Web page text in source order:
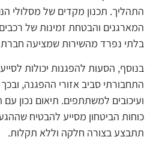
התהליך. תכנון מקדים של מסלולי
המארגנים והבטחת זמינות של
בלתי נפרד מהשירות שמציעה
בנוסף, הסעות להפגנות יכולות
התחבורתי סביב אזורי ההפגנה,
ועיכובים למשתתפים. תיאום נכון עם
כוחות הביטחון מסייע להבטיח
תתבצע בצורה חלקה וללא תקלות.